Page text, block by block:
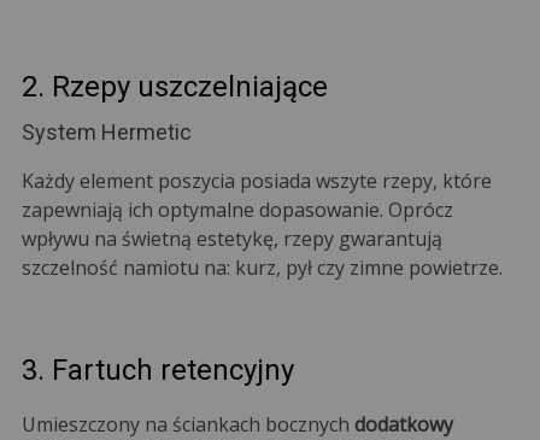
2. Rzepy uszczelniające
System Hermetic
Każdy element poszycia posiada wszyte rzepy, które
zapewniają ich optymalne dopasowanie. Oprócz
wpływu na świetną estetykę, rzepy gwarantują
szczelność namiotu na: kurz, pył czy zimne powietrze.
3. Fartuch retencyjny
Umieszczony na ściankach bocznych dodatkowy